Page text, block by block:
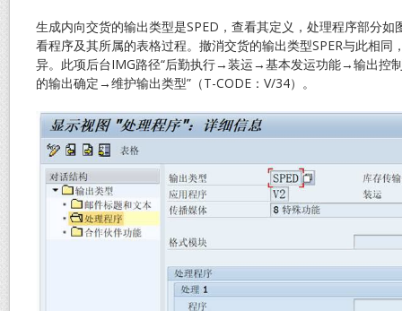
生成内向交货的输出类型是SPED，查看其定义，处理程序部分如
看程序及其所属的表格过程。撤消交货的输出类型SPER与此相同
异。此项后台IMG路径“后勤执行→装运→基本发运功能→输出控
的输出确定→维护输出类型”（T-CODE：V/34）。